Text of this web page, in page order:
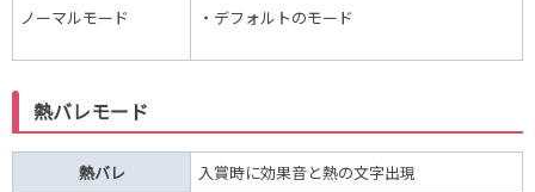
ノーマルモード ・デフォルトのモード
熱バレモード
熱バレ 入賞時に効果音と熱の文字出現